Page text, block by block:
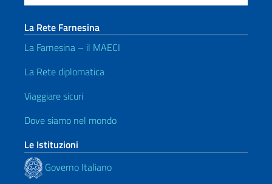
La Rete Farnesina
La Farnesina – il MAECI
La Rete diplomatica
Viaggiare sicuri
Dove siamo nel mondo
Le Istituzioni
Governo Italiano